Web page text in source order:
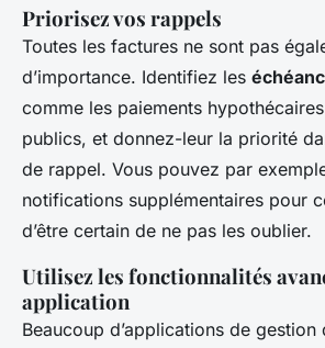
Priorisez vos rappels
Toutes les factures ne sont pas
d’importance. Identifiez les
comme les paiements
publics, et donnez-leur la priorité
de rappel. Vous pouvez par
notifications supplémentaires pour
d’être certain de ne pas les oublier.
Utilisez les fonctionnalités
application
Beaucoup d’applications de gestion